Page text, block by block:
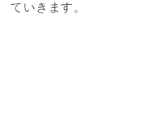
ていきます。